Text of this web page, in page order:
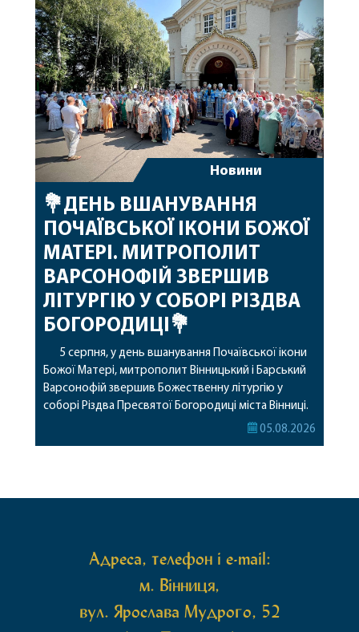
допомоги, миру, духовної радості та
благословенних успіхів у подальшому
архіпастирському служінні. […]
Новини
💐ДЕНЬ ВШАНУВАННЯ
ПОЧАЇВСЬКОЇ ІКОНИ БОЖОЇ
МАТЕРІ. МИТРОПОЛИТ
ВАРСОНОФІЙ ЗВЕРШИВ
ЛІТУРГІЮ У СОБОРІ РІЗДВА
БОГОРОДИЦІ💐
5 серпня, у день вшанування Почаївської ікони
Божої Матері, митрополит Вінницький і Барський
Варсонофій звершив Божественну літургію у
соборі Різдва Пресвятої Богородиці міста Вінниці.
Його Високопреосвященству співслужили05.08.2026
Адреса, телефон і e-mail:
м. Вінниця,
вул. Ярослава Мудрого, 52